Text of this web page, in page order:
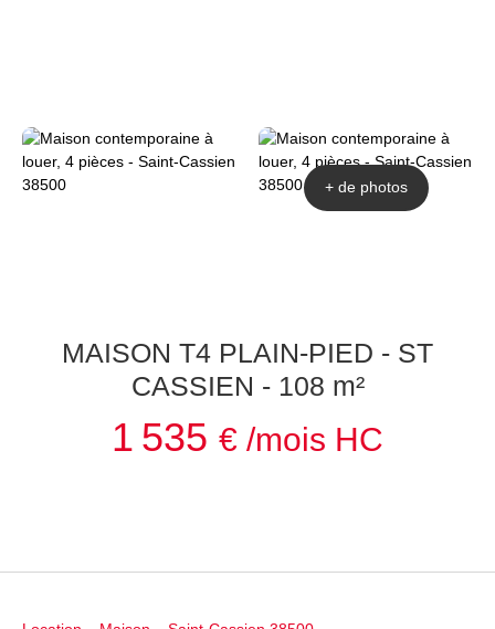
+ de photos
MAISON T4 PLAIN-PIED - ST
CASSIEN - 108 m²
1 535 € /mois HC